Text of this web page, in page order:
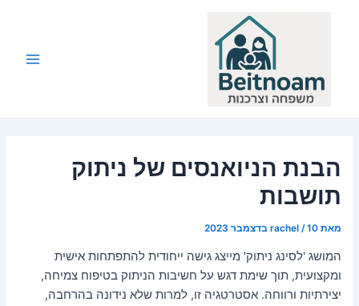
הבנת הניואנסים של ניתוק
תושבות
מאת rachel /10 בדצמבר 2023
המושג 'לסינג ניתוק' מייצג גישה ייחודית להתפתחות אישית
ומקצועית, תוך שימת דגש על חשיבות הניתוק בטיפוח צמיחה,
יצירתיות ורווחה. אסטרטגיה זו, למרות שלא נידונה בהרחבה,